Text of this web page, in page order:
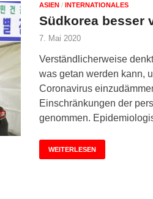
ASIEN / INTERNATIONALES
Südkorea besser
7. Mai 2020
Verständlicherweise
was getan werden kann,
Coronavirus
Einschränkungen der
genommen.
WEITERLESEN